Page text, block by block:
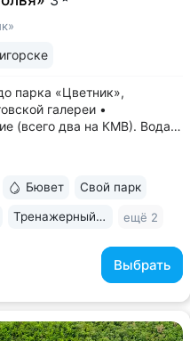
парка «Цветник»,
галереи •
(всего два на КМВ). Вода
• Сероводородные ванны
Выбрать
Бювет Свой парк
Тренажерный зал ещё 2